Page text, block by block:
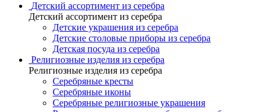
Детский ассортимент из серебра
Детский ассортимент из серебра
Детские украшения из серебра
Детские столовые приборы из серебра
Детская посуда из серебра
Религиозные изделия из серебра
Религиозные изделия из серебра
Серебряные кресты
Серебряные иконы
Серебряные религиозные украшения